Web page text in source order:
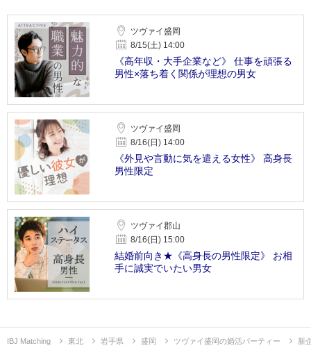
ツヴァイ盛岡
8/15(土) 14:00
《高年収・大手企業など》 仕事を頑張る
男性×落ち着く関係が理想の男女
ツヴァイ盛岡
8/16(日) 14:00
《外見や言動に気を遣える女性》 高身長
男性限定
ツヴァイ郡山
8/16(日) 15:00
結婚前向き★《高身長の男性限定》 お相
手に誠実でいたい男女
IBJ Matching 東北 岩手県 盛岡 ツヴァイ盛岡の婚活パーティー 新